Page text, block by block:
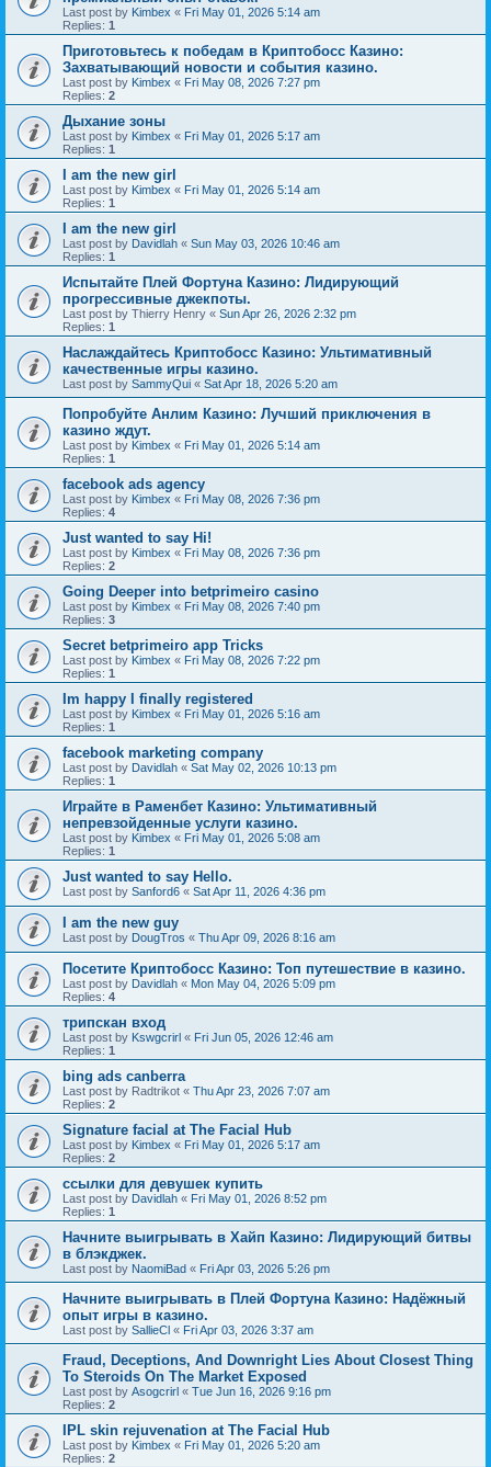
Last post by Kimbex « Fri May 01, 2026 5:14 am
Replies: 1
Приготовьтесь к победам в Криптобосс Казино:
Захватывающий новости и события казино.
Last post by Kimbex « Fri May 08, 2026 7:27 pm
Replies: 2
Дыхание зоны
Last post by Kimbex « Fri May 01, 2026 5:17 am
Replies: 1
I am the new girl
Last post by Kimbex « Fri May 01, 2026 5:14 am
Replies: 1
I am the new girl
Last post by Davidlah « Sun May 03, 2026 10:46 am
Replies: 1
Испытайте Плей Фортуна Казино: Лидирующий
прогрессивные джекпоты.
Last post by Thierry Henry « Sun Apr 26, 2026 2:32 pm
Replies: 1
Наслаждайтесь Криптобосс Казино: Ультимативный
качественные игры казино.
Last post by SammyQui « Sat Apr 18, 2026 5:20 am
Попробуйте Анлим Казино: Лучший приключения в
казино ждут.
Last post by Kimbex « Fri May 01, 2026 5:14 am
Replies: 1
facebook ads agency
Last post by Kimbex « Fri May 08, 2026 7:36 pm
Replies: 4
Just wanted to say Hi!
Last post by Kimbex « Fri May 08, 2026 7:36 pm
Replies: 2
Going Deeper into betprimeiro casino
Last post by Kimbex « Fri May 08, 2026 7:40 pm
Replies: 3
Secret betprimeiro app Tricks
Last post by Kimbex « Fri May 08, 2026 7:22 pm
Replies: 1
Im happy I finally registered
Last post by Kimbex « Fri May 01, 2026 5:16 am
Replies: 1
facebook marketing company
Last post by Davidlah « Sat May 02, 2026 10:13 pm
Replies: 1
Играйте в Раменбет Казино: Ультимативный
непревзойденные услуги казино.
Last post by Kimbex « Fri May 01, 2026 5:08 am
Replies: 1
Just wanted to say Hello.
Last post by Sanford6 « Sat Apr 11, 2026 4:36 pm
I am the new guy
Last post by DougTros « Thu Apr 09, 2026 8:16 am
Посетите Криптобосс Казино: Топ путешествие в казино.
Last post by Davidlah « Mon May 04, 2026 5:09 pm
Replies: 4
трипскан вход
Last post by Kswgcrirl « Fri Jun 05, 2026 12:46 am
Replies: 1
bing ads canberra
Last post by Radtrikot « Thu Apr 23, 2026 7:07 am
Replies: 2
Signature facial at The Facial Hub
Last post by Kimbex « Fri May 01, 2026 5:17 am
Replies: 2
ссылки для девушек купить
Last post by Davidlah « Fri May 01, 2026 8:52 pm
Replies: 1
Начните выигрывать в Хайп Казино: Лидирующий битвы
в блэкджек.
Last post by NaomiBad « Fri Apr 03, 2026 5:26 pm
Начните выигрывать в Плей Фортуна Казино: Надёжный
опыт игры в казино.
Last post by SallieCl « Fri Apr 03, 2026 3:37 am
Fraud, Deceptions, And Downright Lies About Closest Thing
To Steroids On The Market Exposed
Last post by Asogcrirl « Tue Jun 16, 2026 9:16 pm
Replies: 2
IPL skin rejuvenation at The Facial Hub
Last post by Kimbex « Fri May 01, 2026 5:20 am
Replies: 2